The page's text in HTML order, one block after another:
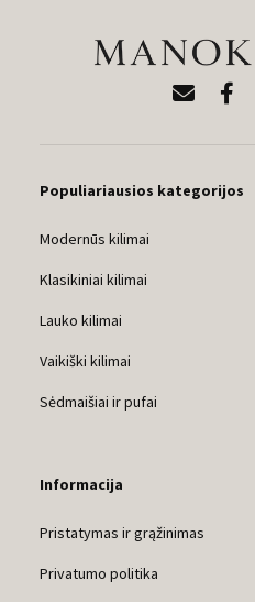
Populiariausios kategorijos
Modernūs kilimai
Klasikiniai kilimai
Lauko kilimai
Vaikiški kilimai
Sėdmaišiai ir pufai
Informacija
Pristatymas ir grąžinimas
Privatumo politika